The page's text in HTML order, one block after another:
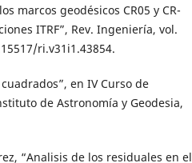
marcos geodésicos CR05 y CR-
ITRF”, Rev. Ingeniería, vol.
ri.v31i1.43854.
en IV Curso de
de Astronomía y Geodesia,
“Analisis de los residuales en el